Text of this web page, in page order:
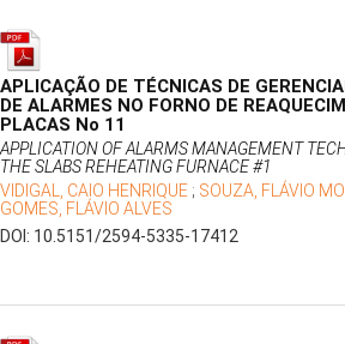
APLICAÇÃO DE TÉCNICAS DE
DE ALARMES NO FORNO DE
PLACAS No 11
APPLICATION OF ALARMS MANAGEMENT
THE SLABS REHEATING FURNACE #1
VIDIGAL, CAIO HENRIQUE ; SOUZA, FLÁVIO
GOMES, FLÁVIO ALVES
DOI: 10.5151/2594-5335-17412